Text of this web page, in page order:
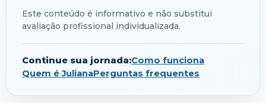
Este conteúdo é informativo e não substitui
avaliação profissional individualizada.
Continue sua jornada:Como funciona
Quem é JulianaPerguntas frequentes